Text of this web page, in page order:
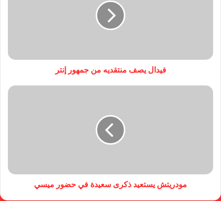
فيدال يصف منتقديه من جمهور إنتر
مودريتش يستعيد ذكرى سعيدة في حضور ميسي